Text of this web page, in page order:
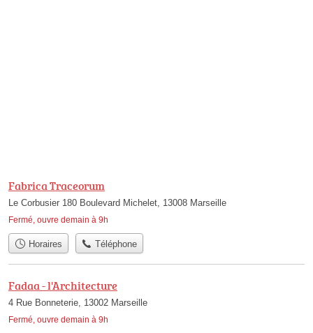
Fabrica Traceorum
Le Corbusier 180 Boulevard Michelet, 13008 Marseille
Fermé, ouvre demain à 9h
Horaires Téléphone
Fadaa - l'Architecture
4 Rue Bonneterie, 13002 Marseille
Fermé, ouvre demain à 9h